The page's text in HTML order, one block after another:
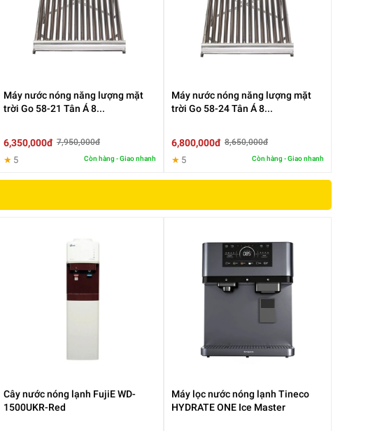
chống tái
tốt cho sức
giải khát, pha
Máy nước nóng năng lượng mặt
trời Go 58-21 Tân Á 8...
6,350,000đ 7,950,000đ
★ 5 Còn hàng - Giao nhanh
Máy nước nóng năng lượng mặt
trời Go 58-24 Tân Á 8...
6,800,000đ 8,650,000đ
★ 5 Còn hàng - Giao nhanh
Cây nước nóng lạnh FujiE WD-
1500UKR-Red
Máy lọc nước nóng lạnh Tineco
HYDRATE ONE Ice Master